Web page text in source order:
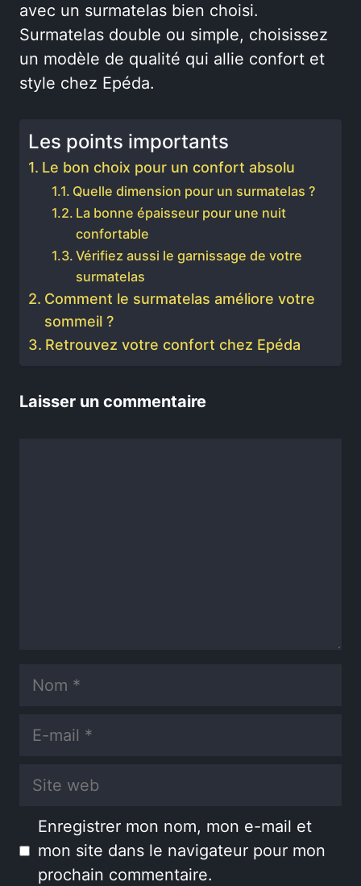
avec un surmatelas bien choisi.
Surmatelas double ou simple, choisissez
un modèle de qualité qui allie confort et
style chez Epéda.
Les points importants
Le bon choix pour un confort absolu
Quelle dimension pour un surmatelas ?
La bonne épaisseur pour une nuit
confortable
Vérifiez aussi le garnissage de votre
surmatelas
Comment le surmatelas améliore votre
sommeil ?
Retrouvez votre confort chez Epéda
Laisser un commentaire
Nom
E-
Site
Enregistrer mon nom, mon e-mail et
mon site dans le navigateur pour mon
prochain commentaire.